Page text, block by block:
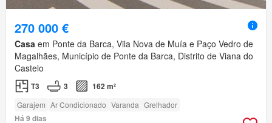
270 000 €
Casa em Ponte da Barca, Vila Nova de Muía e Paço Vedro de
Magalhães, Município de Ponte da Barca, Distrito de Viana do
Castelo
T3 3 162 m²
Garajem Ar Condicionado Varanda Grelhador
Há 9 dias